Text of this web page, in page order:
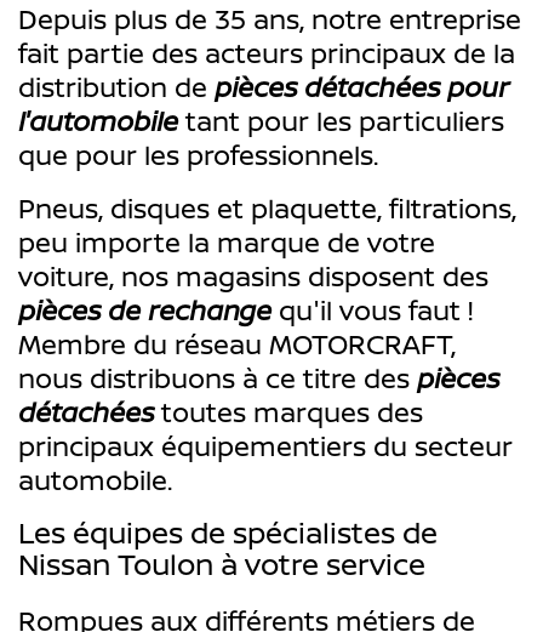
Depuis plus de 35 ans, notre entreprise
fait partie des acteurs principaux de la
distribution de pièces détachées pour
l'automobiletant pour les particuliers
que pour les professionnels.
Pneus, disques et plaquette, filtrations,
peu importe la marque de votre
voiture, nos magasins disposent des
pièces de rechangequ'il vous faut !
Membre du réseau MOTORCRAFT,
nous distribuons à ce titre des pièces
détachéestoutes marques des
principaux équipementiers du secteur
automobile.
Les équipes de spécialistes de
Nissan Toulon à votre service
Rompues aux différents métiers de